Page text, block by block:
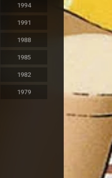
1994
1991
1988
1985
1982
1979